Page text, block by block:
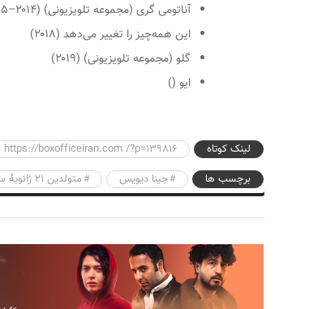
آناتومی گری (مجموعه تلویزیونی) (۲۰۱۴–۲۰۱۵، ۲۰۱۸)
این همه‌چیز را تغییر می‌دهد (۲۰۱۸)
گلو (مجموعه تلویزیونی) (۲۰۱۹)
ایو ()
لینک کوتاه
https://boxofficeiran.com /?p=139816
برچسب ها
جینا دیویس متولدین 21 ژانویهٔ سینما